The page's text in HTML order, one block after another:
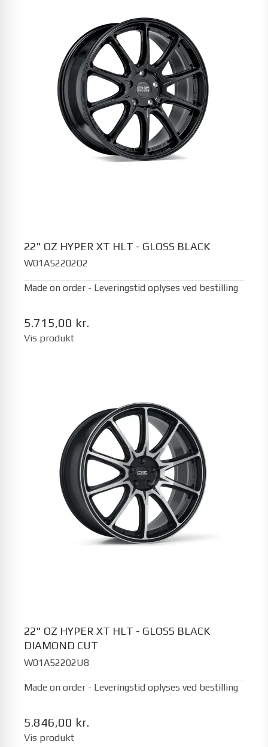
22" OZ HYPER XT HLT - GLOSS BLACK
W01A52202O2
Made on order - Leveringstid oplyses ved bestilling
5.715,00 kr.
Vis produkt
22" OZ HYPER XT HLT - GLOSS BLACK
DIAMOND CUT
W01A52202U8
Made on order - Leveringstid oplyses ved bestilling
5.846,00 kr.
Vis produkt